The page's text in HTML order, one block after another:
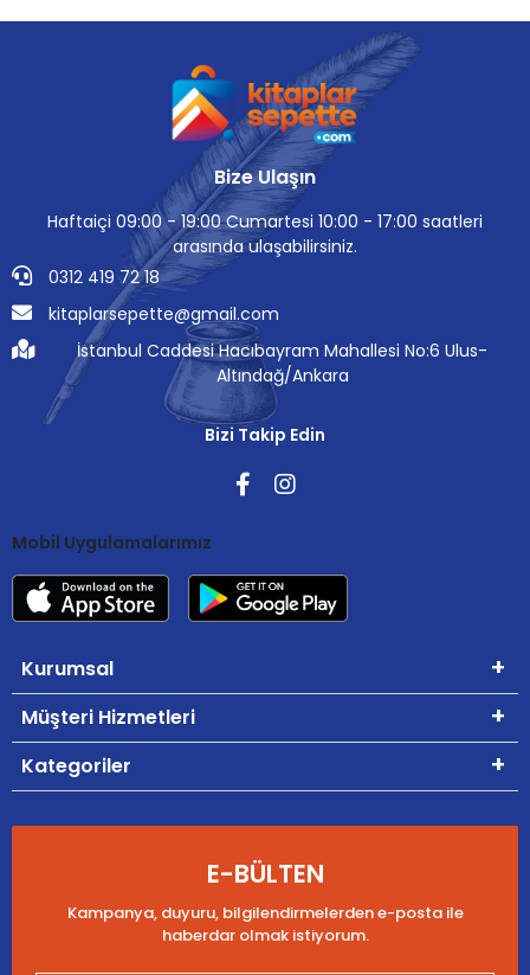
Bize Ulaşın
Haftaiçi 09:00 - 19:00 Cumartesi 10:00 - 17:00 saatleri
arasında ulaşabilirsiniz.
0312 419 72 18
kitaplarsepette@gmail.com
İstanbul Caddesi Hacıbayram Mahallesi No:6 Ulus-
Altındağ/Ankara
Bizi Takip Edin
Mobil Uygulamalarımız
Kurumsal
Müşteri Hizmetleri
Kategoriler
E-BÜLTEN
Kampanya, duyuru, bilgilendirmelerden e-posta ile
haberdar olmak istiyorum.